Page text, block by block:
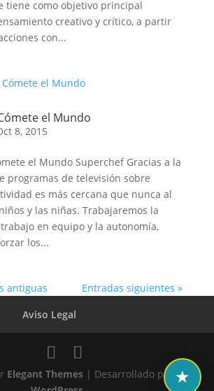
tiene como objetivo principal
creativo y crítico, a partir
con...
el Mundo
8, 2015
el Mundo Superchef Gracias a la
programas de televisión sobre
es más cercana que nunca al
y las niñas. Trabajaremos la
en equipo y la autonomía,
los...
antiguas
Entradas siguientes »
Aviso Legal
Elegant Themes| Desarrollado por